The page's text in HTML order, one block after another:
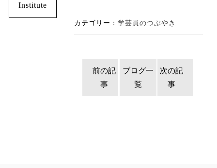
カテゴリー：学芸員のつぶやき
前の記
事
ブログ一
覧
次の記
事
Institute